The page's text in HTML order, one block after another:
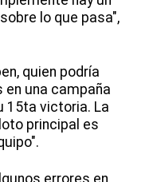
lo que pasa",
quien podría
una campaña
15ta victoria. La
principal es
errores en